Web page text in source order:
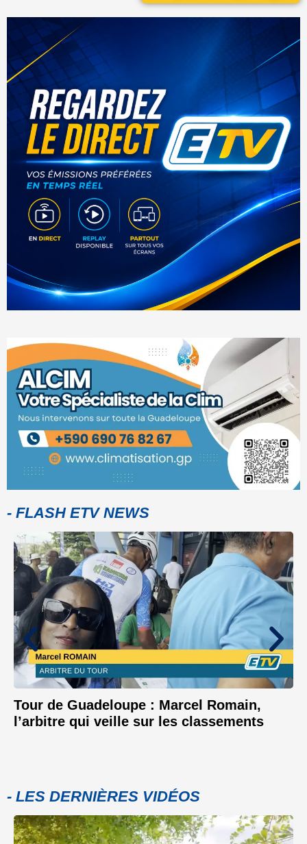
- FLASH ETV NEWS
Tour de Guadeloupe : Marcel Romain,
l’arbitre qui veille sur les classements
- LES DERNIÈRES VIDÉOS